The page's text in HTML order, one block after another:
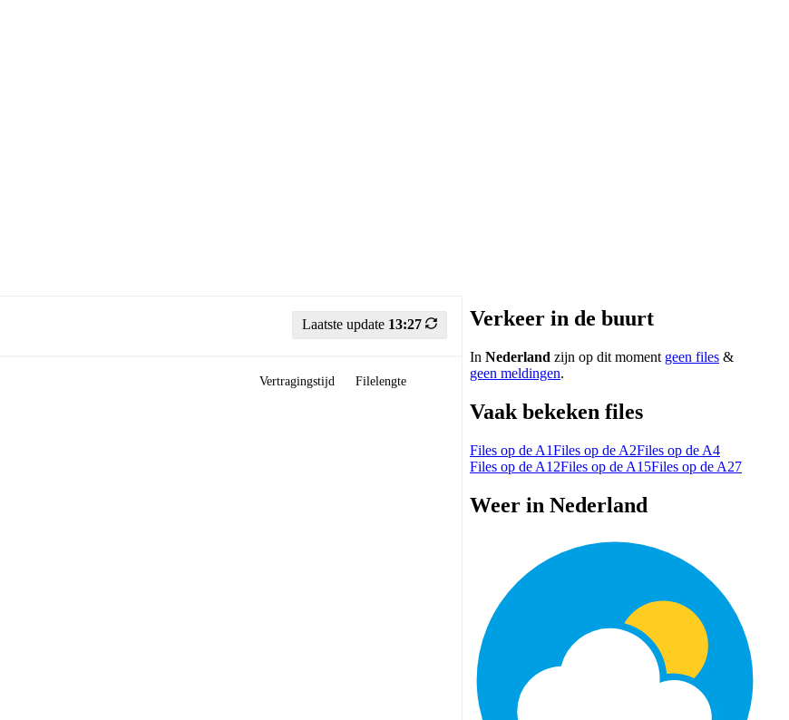
Laatste update 13:27
Vertragingstijd Filelengte
Verkeer in de buurt
In Nederland zijn op dit moment geen files &
geen meldingen.
Vaak bekeken files
Files op de A1Files op de A2Files op de A4
Files op de A12Files op de A15Files op de A27
Weer in Nederland